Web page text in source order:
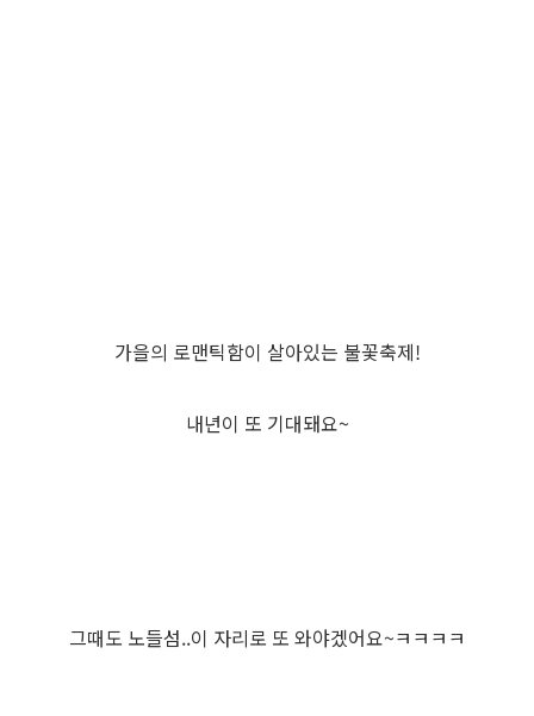
가을의 로맨틱함이 살아있는 불꽃축제!
내년이 또 기대돼요~
그때도 노들섬..이 자리로 또 와야겠어요~ㅋㅋㅋㅋ